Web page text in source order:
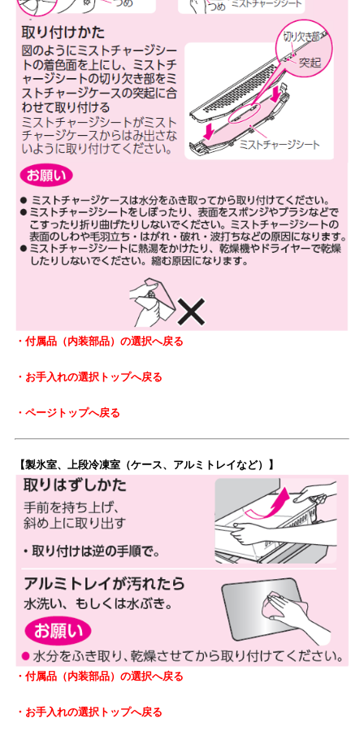
・付属品（内装部品）の選択へ戻る
・お手入れの選択トップへ戻る
・ページトップへ戻る
【製氷室、上段冷凍室（ケース、アルミトレイなど）】
・付属品（内装部品）の選択へ戻る
・お手入れの選択トップへ戻る